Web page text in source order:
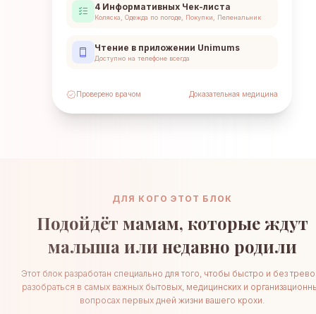
4 Информативных Чек-листа
Коляска, Одежда по погоде, Покупки, Пеленальник
Чтение в приложении Unimums
Доступно на телефоне всегда
Проверено врачом Доказательная медицина
ДЛЯ КОГО ЭТОТ БЛОК
Подойдёт мамам, которые ждут
малыша или недавно родили
Этот блок разработан специально для того, чтобы быстро и без
разобраться в самых важных бытовых, медицинских и
вопросах первых дней жизни вашего крохи.